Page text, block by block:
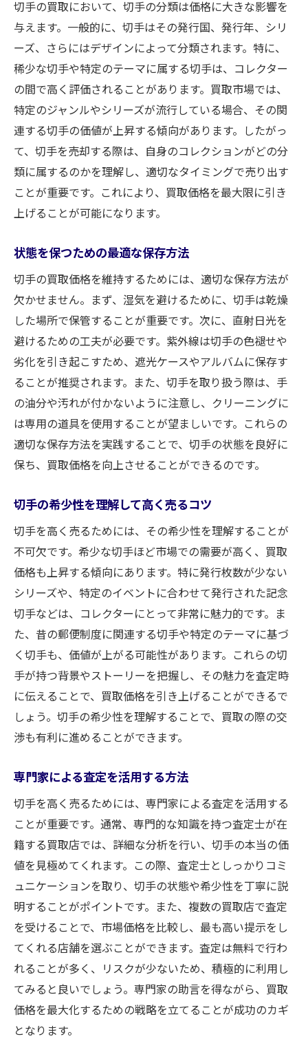
切手の買取において、切手の分類は価格に大きな影響を
与えます。一般的に、切手はその発行国、発行年、シリ
ーズ、さらにはデザインによって分類されます。特に、
稀少な切手や特定のテーマに属する切手は、コレクター
の間で高く評価されることがあります。買取市場では、
特定のジャンルやシリーズが流行している場合、その関
連する切手の価値が上昇する傾向があります。したがっ
て、切手を売却する際は、自身のコレクションがどの分
類に属するのかを理解し、適切なタイミングで売り出す
ことが重要です。これにより、買取価格を最大限に引き
上げることが可能になります。
状態を保つための最適な保存方法
切手の買取価格を維持するためには、適切な保存方法が
欠かせません。まず、湿気を避けるために、切手は乾燥
した場所で保管することが重要です。次に、直射日光を
避けるための工夫が必要です。紫外線は切手の色褪せや
劣化を引き起こすため、遮光ケースやアルバムに保存す
ることが推奨されます。また、切手を取り扱う際は、手
の油分や汚れが付かないように注意し、クリーニングに
は専用の道具を使用することが望ましいです。これらの
適切な保存方法を実践することで、切手の状態を良好に
保ち、買取価格を向上させることができるのです。
切手の希少性を理解して高く売るコツ
切手を高く売るためには、その希少性を理解することが
不可欠です。希少な切手ほど市場での需要が高く、買取
価格も上昇する傾向にあります。特に発行枚数が少ない
シリーズや、特定のイベントに合わせて発行された記念
切手などは、コレクターにとって非常に魅力的です。ま
た、昔の郵便制度に関連する切手や特定のテーマに基づ
く切手も、価値が上がる可能性があります。これらの切
手が持つ背景やストーリーを把握し、その魅力を査定時
に伝えることで、買取価格を引き上げることができるで
しょう。切手の希少性を理解することで、買取の際の交
渉も有利に進めることができます。
専門家による査定を活用する方法
切手を高く売るためには、専門家による査定を活用する
ことが重要です。通常、専門的な知識を持つ査定士が在
籍する買取店では、詳細な分析を行い、切手の本当の価
値を見極めてくれます。この際、査定士としっかりコミ
ュニケーションを取り、切手の状態や希少性を丁寧に説
明することがポイントです。また、複数の買取店で査定
を受けることで、市場価格を比較し、最も高い提示をし
てくれる店舗を選ぶことができます。査定は無料で行わ
れることが多く、リスクが少ないため、積極的に利用し
てみると良いでしょう。専門家の助言を得ながら、買取
価格を最大化するための戦略を立てることが成功のカギ
となります。